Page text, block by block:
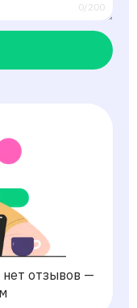
0/200
отзывов —